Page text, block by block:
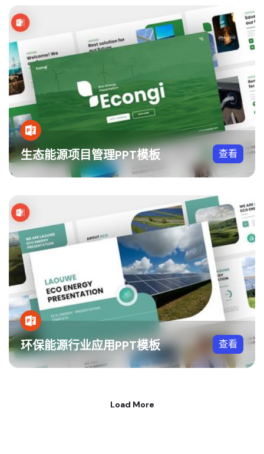
生态能源项目管理PPT模板 查看
环保能源行业应用PPT模板 查看
Load More